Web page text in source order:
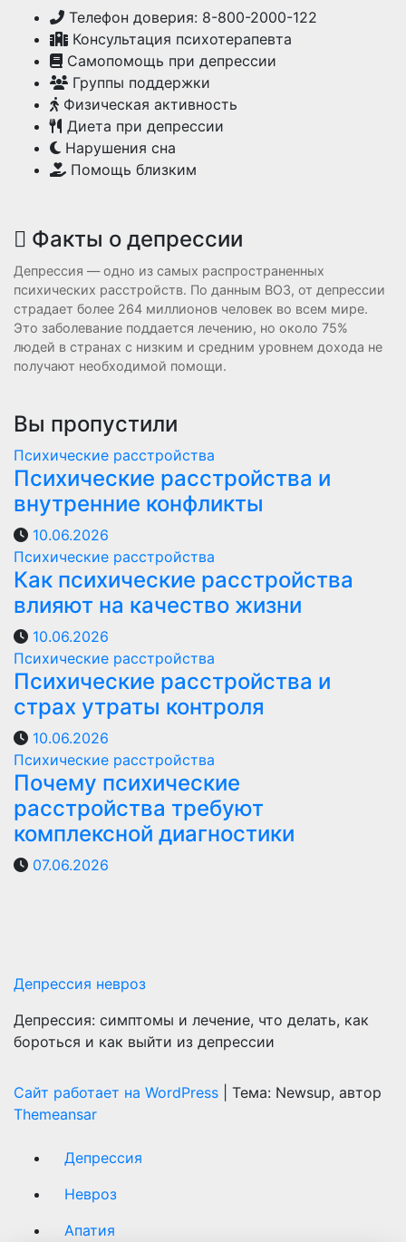
Телефон доверия: 8-800-2000-122
Консультация психотерапевта
Самопомощь при депрессии
Группы поддержки
Физическая активность
Диета при депрессии
Нарушения сна
Помощь близким
Факты о депрессии
Депрессия — одно из самых распространенных
психических расстройств. По данным ВОЗ, от депрессии
страдает более 264 миллионов человек во всем мире.
Это заболевание поддается лечению, но около 75%
людей в странах с низким и средним уровнем дохода не
получают необходимой помощи.
Вы пропустили
Психические расстройства
Психические расстройства и
внутренние конфликты
10.06.2026
Психические расстройства
Как психические расстройства
влияют на качество жизни
10.06.2026
Психические расстройства
Психические расстройства и
страх утраты контроля
10.06.2026
Психические расстройства
Почему психические
расстройства требуют
комплексной диагностики
07.06.2026
Депрессия невроз
Депрессия: симптомы и лечение, что делать, как
бороться и как выйти из депрессии
Сайт работает на WordPress
Тема: Newsup, автор
Themeansar
Депрессия
Невроз
Апатия